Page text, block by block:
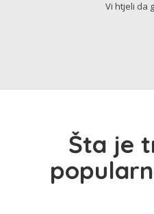
Vi htjeli da
Šta je